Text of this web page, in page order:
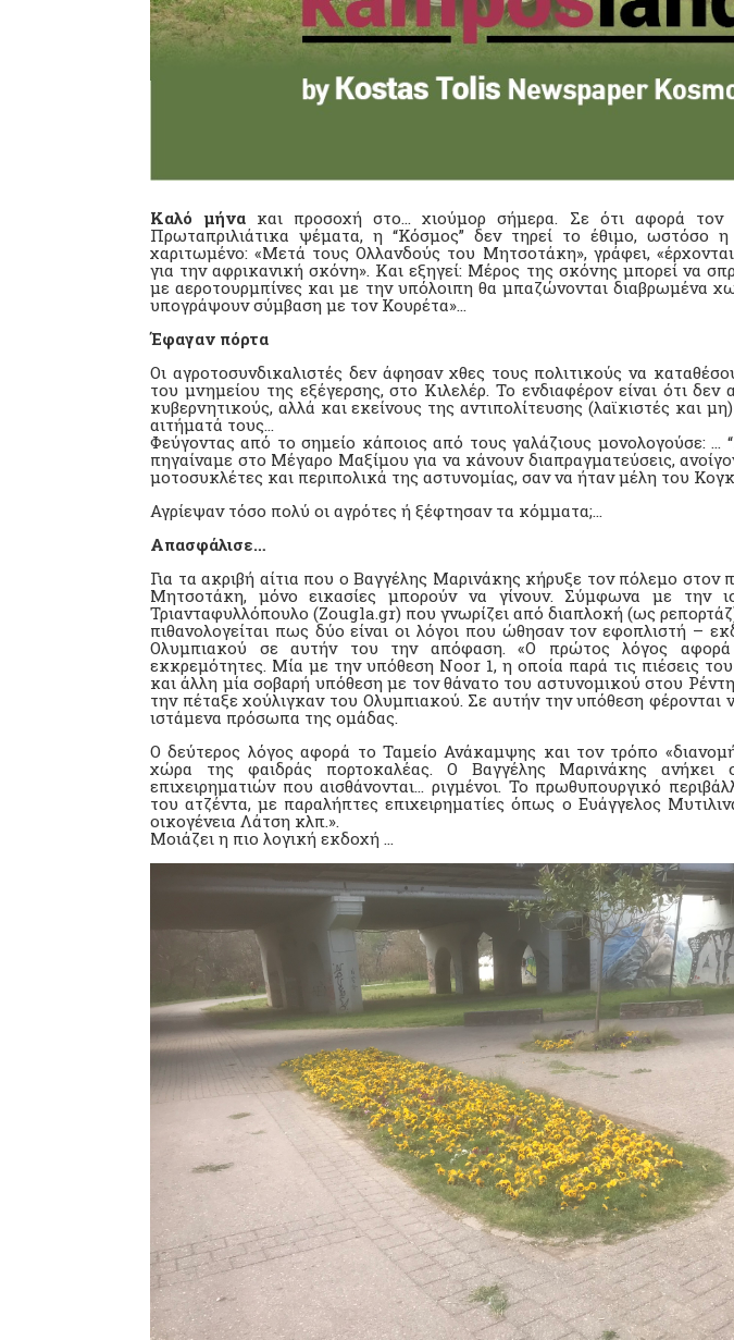
Καλό μήνα και προσοχή στο… χιούμορ σήμερα. Σε ότι αφορά
Πρωταπριλιάτικα ψέματα, η “Κόσμος” δεν τηρεί το έθιμο, ωστόσο η
χαριτωμένο: «Μετά τους Ολλανδούς του Μητσοτάκη», γράφει, «έρχονται
για την αφρικανική σκόνη». Και εξηγεί: Μέρος της σκόνης μπορεί να
με αεροτουρμπίνες και με την υπόλοιπη θα μπαζώνονται διαβρωμένα
υπογράψουν σύμβαση με τον Κουρέτα»…
Έφαγαν πόρτα
Οι αγροτοσυνδικαλιστές δεν άφησαν χθες τους πολιτικούς να
του μνημείου της εξέγερσης, στο Κιλελέρ. Το ενδιαφέρον είναι ότι δεν
κυβερνητικούς, αλλά και εκείνους της αντιπολίτευσης (λαϊκιστές και
αιτήματά τους…
Φεύγοντας από το σημείο κάποιος από τους γαλάζιους μονολογούσε: …
πηγαίναμε στο Μέγαρο Μαξίμου για να κάνουν διαπραγματεύσεις,
μοτοσυκλέτες και περιπολικά της αστυνομίας, σαν να ήταν μέλη του
Αγρίεψαν τόσο πολύ οι αγρότες ή ξέφτησαν τα κόμματα;…
Απασφάλισε…
Για τα ακριβή αίτια που ο Βαγγέλης Μαρινάκης κήρυξε τον πόλεμο
Μητσοτάκη, μόνο εικασίες μπορούν να γίνουν. Σύμφωνα με την
Τριανταφυλλόπουλο (Zougla.gr) που γνωρίζει από διαπλοκή (ως
πιθανολογείται πως δύο είναι οι λόγοι που ώθησαν τον εφοπλιστή –
Ολυμπιακού σε αυτήν του την απόφαση. «Ο πρώτος λόγος αφορά
εκκρεμότητες. Μία με την υπόθεση Noor 1, η οποία παρά τις πιέσεις
και άλλη μία σοβαρή υπόθεση με τον θάνατο του αστυνομικού στου
την πέταξε χούλιγκαν του Ολυμπιακού. Σε αυτήν την υπόθεση φέρονται
ιστάμενα πρόσωπα της ομάδας.
Ο δεύτερος λόγος αφορά το Ταμείο Ανάκαμψης και τον τρόπο
χώρα της φαιδράς πορτοκαλέας. Ο Βαγγέλης Μαρινάκης ανήκει
επιχειρηματιών που αισθάνονται… ριγμένοι. Το πρωθυπουργικό
του ατζέντα, με παραλήπτες επιχειρηματίες όπως ο Ευάγγελος
οικογένεια Λάτση κλπ.».
Μοιάζει η πιο λογική εκδοχή …